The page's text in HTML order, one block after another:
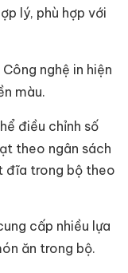
lý, phù hợp với
Công nghệ in hiện
màu.
điều chỉnh số
theo ngân sách
đĩa trong bộ theo
cấp nhiều lựa
ăn trong bộ.